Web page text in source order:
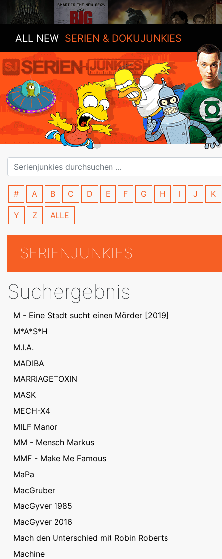
ALL NEW SERIEN & DOKUJUNKIES
# A B C D E F G H I J K
Y Z ALLE
SERIENJUNKIES
Suchergebnis
M - Eine Stadt sucht einen Mörder [2019]
M*A*S*H
M.I.A.
MADIBA
MARRIAGETOXIN
MASK
MECH-X4
MILF Manor
MM - Mensch Markus
MMF - Make Me Famous
MaPa
MacGruber
MacGyver 1985
MacGyver 2016
Mach den Unterschied mit Robin Roberts
Machine